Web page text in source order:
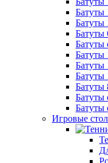
Батуты
Батуты
Батуты
Батуты
Батуты
Батуты
Батуты
Батуты
Батуты
Батуты
Игровые